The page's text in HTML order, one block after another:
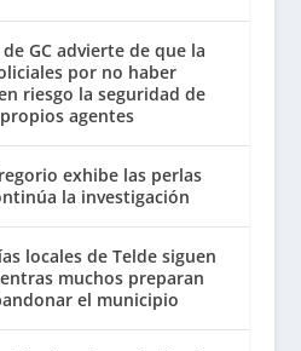
de GC advierte de que la
por no haber
riesgo la seguridad de
agentes
exhibe las perlas
la investigación
locales de Telde siguen
muchos preparan
el municipio